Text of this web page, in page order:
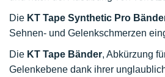
Die KT Tape Synthetic Pro
Sehnen- und Gelenkschmerzen
Die KT Tape Bänder, Abkürzung
Gelenkebene dank ihrer